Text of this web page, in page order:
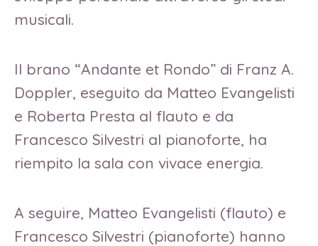
musicali.
Il brano “Andante et Rondo” di Franz A.
Doppler, eseguito da Matteo Evangelisti
e Roberta Presta al flauto e da
Francesco Silvestri al pianoforte, ha
riempito la sala con vivace energia.
A seguire, Matteo Evangelisti (flauto) e
Francesco Silvestri (pianoforte) hanno